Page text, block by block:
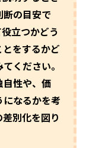
の目安で
立つかどう
をするかど
ください。
自性や、価
なるかを考
別化を図り